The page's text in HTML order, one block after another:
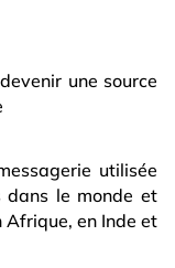
une source
utilisée
dans le monde et
en Inde et